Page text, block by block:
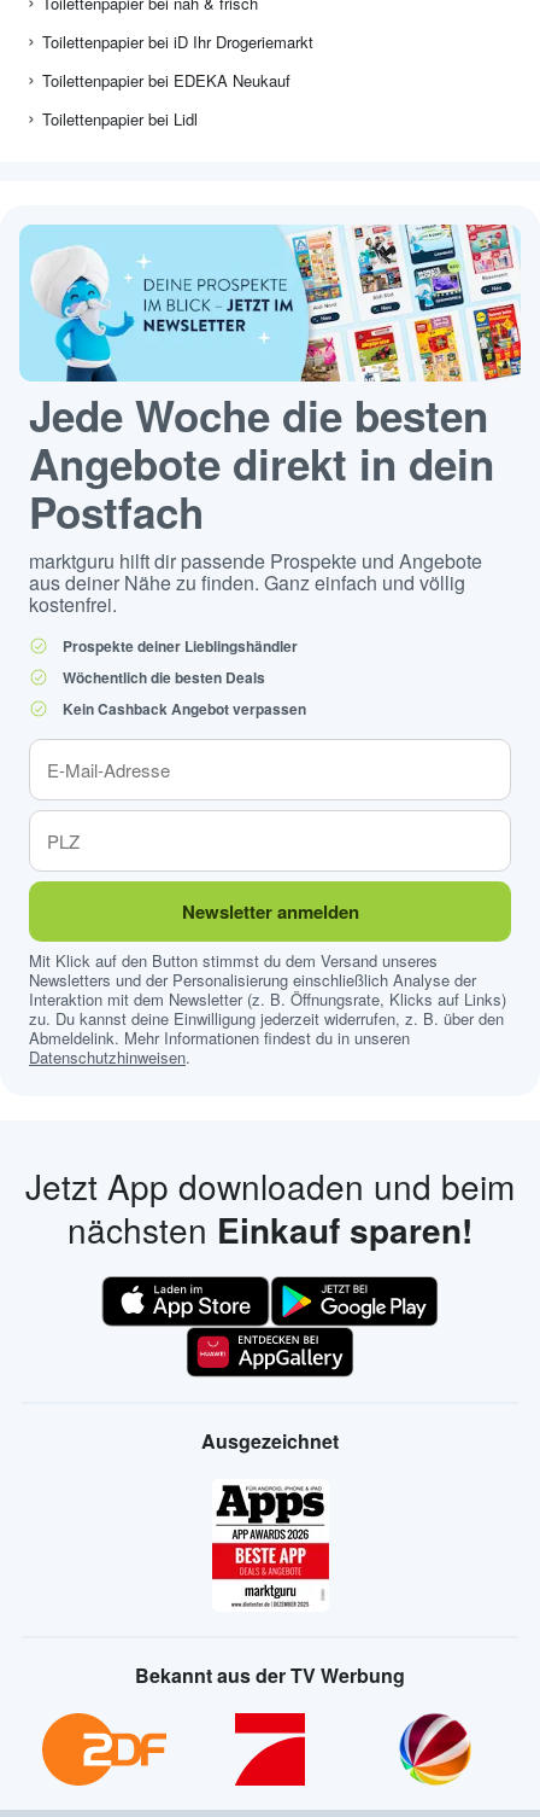
Toilettenpapier bei iD Ihr Drogeriemarkt
Toilettenpapier bei EDEKA Neukauf
Toilettenpapier bei Lidl
Jede Woche die besten
Angebote direkt in dein
Postfach
marktguru hilft dir passende Prospekte und Angebote
aus deiner Nähe zu finden. Ganz einfach und völlig
kostenfrei.
Prospekte deiner Lieblingshändler
Wöchentlich die besten Deals
Kein Cashback Angebot verpassen
Newsletter anmelden
Mit Klick auf den Button stimmst du dem Versand unseres
Newsletters und der Personalisierung einschließlich Analyse der
Interaktion mit dem Newsletter (z. B. Öffnungsrate, Klicks auf Links)
zu. Du kannst deine Einwilligung jederzeit widerrufen, z. B. über den
Abmeldelink. Mehr Informationen findest du in unseren
Datenschutzhinweisen.
Jetzt App downloaden und beim
nächsten Einkauf sparen!
Ausgezeichnet
Bekannt aus der TV Werbung